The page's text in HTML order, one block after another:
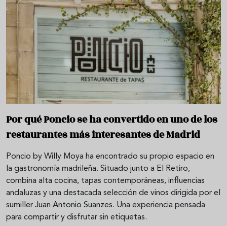
Por qué Poncio se ha convertido en uno de los
restaurantes más interesantes de Madrid
Poncio by Willy Moya ha encontrado su propio espacio en
la gastronomía madrileña. Situado junto a El Retiro,
combina alta cocina, tapas contemporáneas, influencias
andaluzas y una destacada selección de vinos dirigida por el
sumiller Juan Antonio Suanzes. Una experiencia pensada
para compartir y disfrutar sin etiquetas.